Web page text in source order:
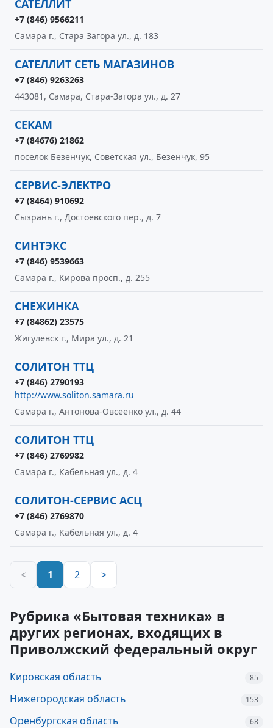
САТЕЛЛИТ
+7 (846) 9566211
Самара г., Стара Загора ул., д. 183
САТЕЛЛИТ СЕТЬ МАГАЗИНОВ
+7 (846) 9263263
443081, Самара, Стара-Загора ул., д. 27
СЕКАМ
+7 (84676) 21862
поселок Безенчук, Советская ул., Безенчук, 95
СЕРВИС-ЭЛЕКТРО
+7 (8464) 910692
Сызрань г., Достоевского пер., д. 7
СИНТЭКС
+7 (846) 9539663
Самара г., Кирова просп., д. 255
СНЕЖИНКА
+7 (84862) 23575
Жигулевск г., Мира ул., д. 21
СОЛИТОН ТТЦ
+7 (846) 2790193
http://www.soliton.samara.ru
Самара г., Антонова-Овсеенко ул., д. 44
СОЛИТОН ТТЦ
+7 (846) 2769982
Самара г., Кабельная ул., д. 4
СОЛИТОН-СЕРВИС АСЦ
+7 (846) 2769870
Самара г., Кабельная ул., д. 4
< 1 2 >
Рубрика «Бытовая техника» в
других регионах, входящих в
Приволжский федеральный округ
Кировская область 85
Нижегородская область 153
Оренбургская область 68